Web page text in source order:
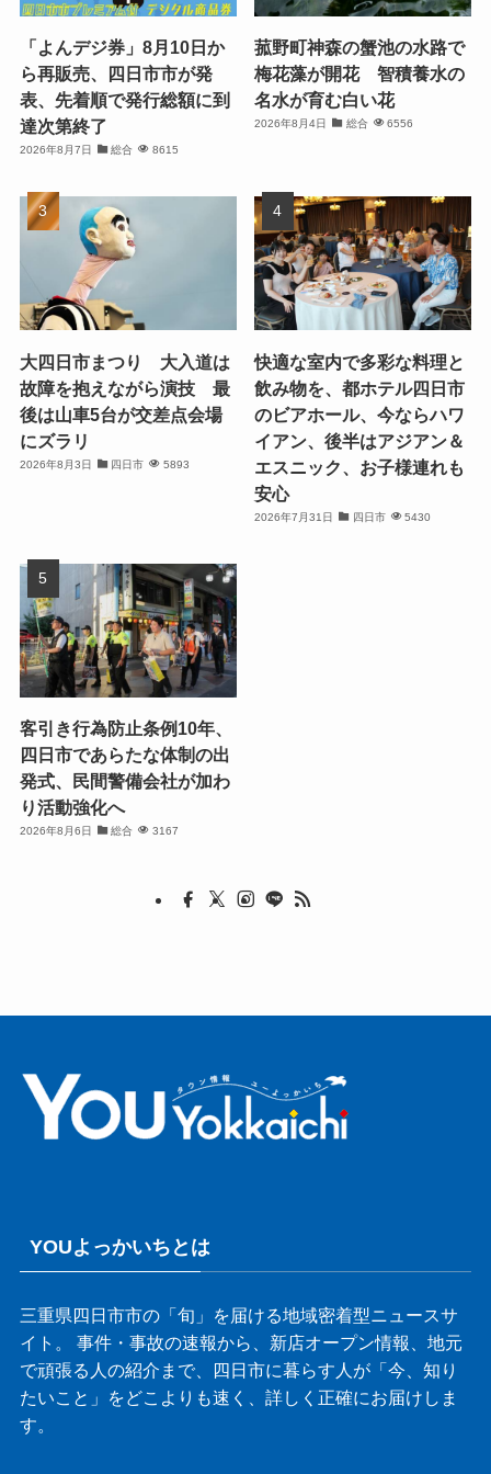
「よんデジ券」8月10日か
ら再販売、四日市市が発
表、先着順で発行総額に到
達次第終了
2026年8月7日 総合 8615
菰野町神森の蟹池の水路で
梅花藻が開花 智積養水の
名水が育む白い花
2026年8月4日 総合 6556
大四日市まつり 大入道は
故障を抱えながら演技 最
後は山車5台が交差点会場
にズラリ
2026年8月3日 四日市 5893
快適な室内で多彩な料理と
飲み物を、都ホテル四日市
のビアホール、今ならハワ
イアン、後半はアジアン＆
エスニック、お子様連れも
安心
2026年7月31日 四日市 5430
客引き行為防止条例10年、
四日市であらたな体制の出
発式、民間警備会社が加わ
り活動強化へ
2026年8月6日 総合 3167
YOUよっかいちとは
三重県四日市市の「旬」を届ける地域密着型ニュースサ
イト。 事件・事故の速報から、新店オープン情報、地元
で頑張る人の紹介まで、四日市に暮らす人が「今、知り
たいこと」をどこよりも速く、詳しく正確にお届けしま
す。